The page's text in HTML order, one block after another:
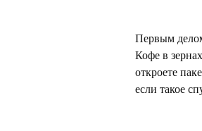
Первым
Кофе в
откроете
если такое